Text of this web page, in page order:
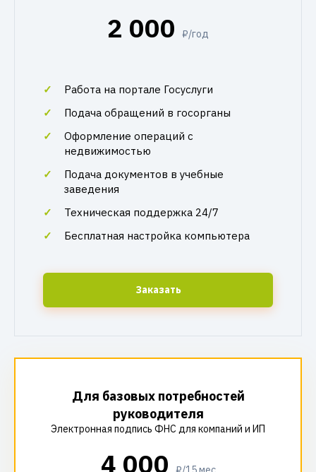
2 000 ₽/год
Работа на портале Госуслуги
Подача обращений в госорганы
Оформление операций с
недвижимостью
Подача документов в учебные
заведения
Техническая поддержка 24/7
Бесплатная настройка компьютера
Заказать
Для базовых потребностей
руководителя
Электронная подпись ФНС для компаний и ИП
4 000